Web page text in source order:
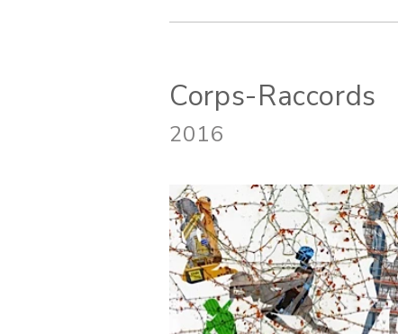
Corps-Raccords
2016